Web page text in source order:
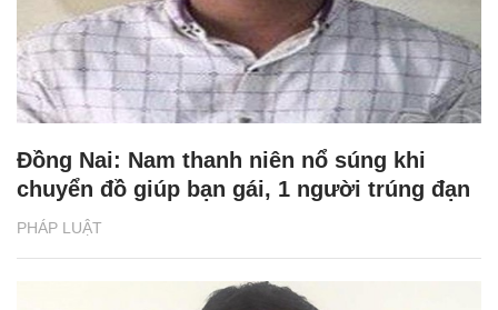
PHÁP LUẬT
Đồng Nai: Nam thanh niên nổ súng khi
chuyển đồ giúp bạn gái, 1 người trúng đạn